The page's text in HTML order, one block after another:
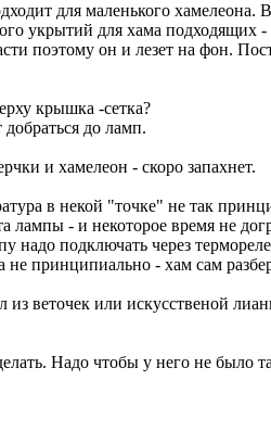
для маленького
укрытий для хама подходящих -
поэтому он и лезет на фон.
крышка -сетка?
до ламп.
и хамелеон - скоро запахнет.
в некой "точке" не так
лампы - и некоторое время не
надо подключать через
принципиально - хам сам
из веточек или искусственой
Надо чтобы у него не было